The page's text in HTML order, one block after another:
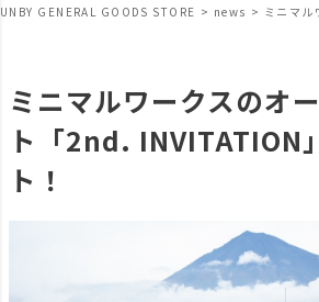
UNBY GENERAL GOODS STORE news ミニマ
ミニマルワークスのオ
ト「2nd. INVITATION
ト！